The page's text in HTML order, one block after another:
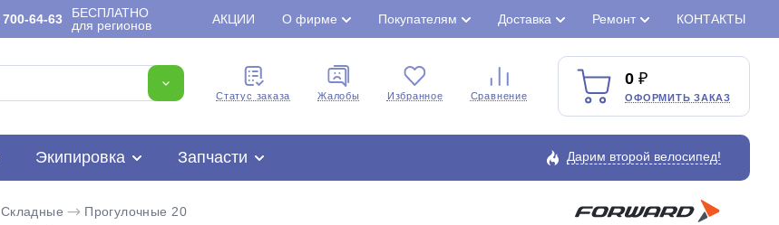
64-63
БЕСПЛАТНО
для регионов
АКЦИИ О фирме Покупателям Доставка Ремонт КОНТАКТЫ
Cтатус заказа Жалобы Избранное Сравнение
0
ОФОРМИТЬ ЗАКАЗ
Экипировка Запчасти Дарим второй велосипед!
Складные Прогулочные 20